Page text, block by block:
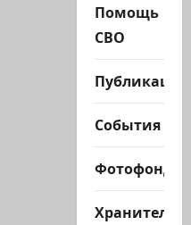
Помощь
СВО
Публикации
События
Фотофонд
Хранители